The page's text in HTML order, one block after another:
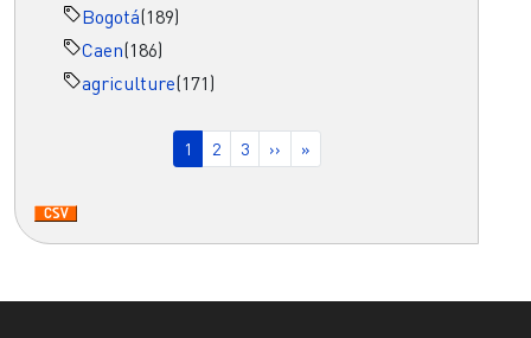
Bogotá(189)
Caen(186)
agriculture(171)
Page courante
1 Page
2 Page
3 Page suivante
›› Dernière page
»